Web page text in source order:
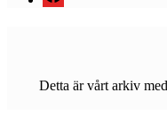
Detta är vårt arkiv